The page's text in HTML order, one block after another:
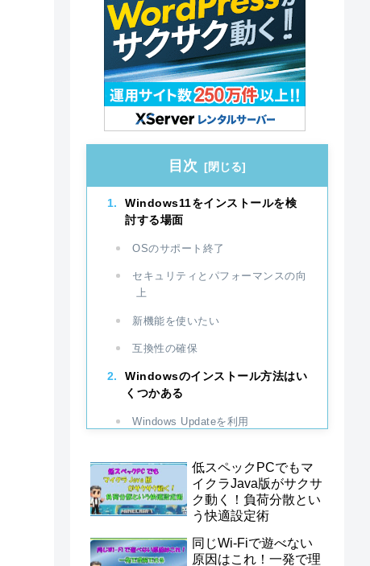
目次
Windows11をインストールを検
討する場面
OSのサポート終了
セキュリティとパフォーマンスの向
上
新機能を使いたい
互換性の確保
Windowsのインストール方法はい
くつかある
Windows Updateを利用
クリーンインストール
USBメモリーにWindows11のイ
ンストールメディアを作るメリッ
ト
低スペックPCでもマ
イクラJava版がサクサ
ク動く！負荷分散とい
う快適設定術
同じWi‑Fiで遊べない
原因はこれ！一発で理